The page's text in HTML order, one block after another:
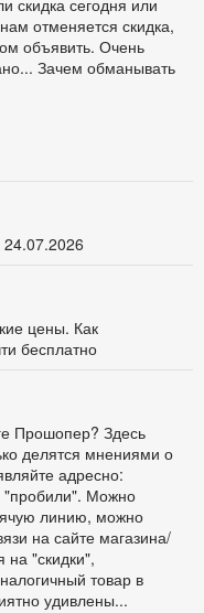
скидка сегодня или
отменяется скидка,
объявить. Очень
Зачем обманывать
цены. Как
бесплатно
Прошопер? Здесь
делятся мнениями о
адресно:
"пробили". Можно
линию, можно
на сайте магазина/
на "скидки",
товар в
удивлены...